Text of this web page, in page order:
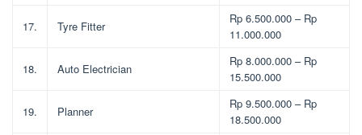
17. Tyre Fitter
Rp 6.500.000 – Rp
11.000.000
18. Auto Electrician
Rp 8.000.000 – Rp
15.500.000
19. Planner
Rp 9.500.000 – Rp
18.500.000